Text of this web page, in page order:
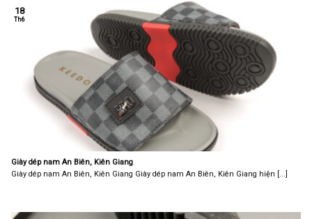
Giày dép nam An Biên, Kiên Giang
Giày dép nam An Biên, Kiên Giang Giày dép nam An Biên, Kiên Giang hiện [...]
18
Th6